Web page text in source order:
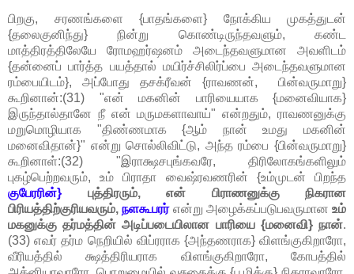
பிறகு, சரணங்களை {பாதங்களை} நோக்கிய முகத்துடன்
{தலைகுனிந்து} நின்று கொண்டிருந்தவளும், கண்ட
மாத்திரத்திலேயே ரோமஹர்ஷனம் அடைந்தவளுமான அவளிடம்
{தன்னைப் பார்த்த பயத்தால் மயிர்ச்சிலிர்ப்பை அடைந்தவளுமான
ரம்பையிடம்}, அப்போது தசக்ரீவன் {ராவணன், பின்வருமாறு}
கூறினான்:(31) "என் மகனின் பாரியையாக {மனைவியாக}
இருந்தால்தானே நீ என் மருமகளாவாய்" என்றதும், ராவணனுக்கு
மறுமொழியாக "திண்ணமாக {ஆம் நான் உமது மகனின்
மனைவிதான்}" என்று சொல்லிவிட்டு, அந்த ரம்பை {பின்வருமாறு}
கூறினாள்:(32) "இராக்ஷசபுங்கவரே, திரிலோகங்களிலும்
புகழ்பெற்றவரும், உம் பிராதா வைஷ்ரவணரின் {உம்முடன் பிறந்த
குபேரரின்} புத்திரரும், என் பிராணனுக்கு நிகரான
பிரியத்திற்குரியவரும்,நளகூபரர்என்று அழைக்கப்படுபவருமான உம்
மகனுக்கு தர்மத்தின் அடிப்படையிலான பாரியை {மனைவி} நான்.
(33) எவர் தர்ம நெறியில் விப்ரராக {அந்தணராக} விளங்குகிறாரோ,
வீரியத்தில் க்ஷத்திரியராக விளங்குகிறாரோ, கோபத்தில்